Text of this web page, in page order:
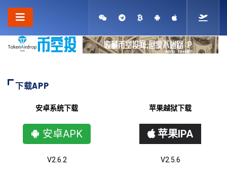
下载APP
安卓系统下载
安卓APK
V2.6.2
苹果越狱下载
苹果IPA
V2.5.6